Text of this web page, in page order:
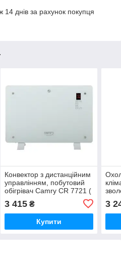
днів за рахунок покупця
Конвектор з дистанційним
управлінням, побутовий
обігрівач Camry CR 7721 (
м2)
3 415₴
Купити
3